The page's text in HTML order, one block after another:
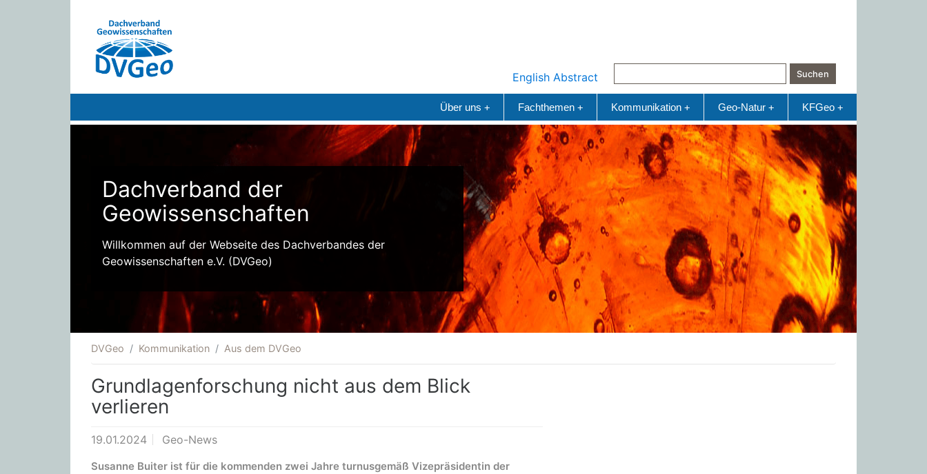
English Abstract Suchen
+
Über uns +
Fachthemen +
Kommunikation +
Geo-Natur +
KFGeo
Dachverband der
Geowissenschaften
Willkommen auf der Webseite des Dachverbandes der
Geowissenschaften e.V. (DVGeo)
DVGeo Kommunikation Aus dem DVGeo
Grundlagenforschung nicht aus dem Blick
verlieren
19.01.2024 Geo-News
Susanne Buiter ist für die kommenden zwei Jahre turnusgemäß Vizepräsidentin der